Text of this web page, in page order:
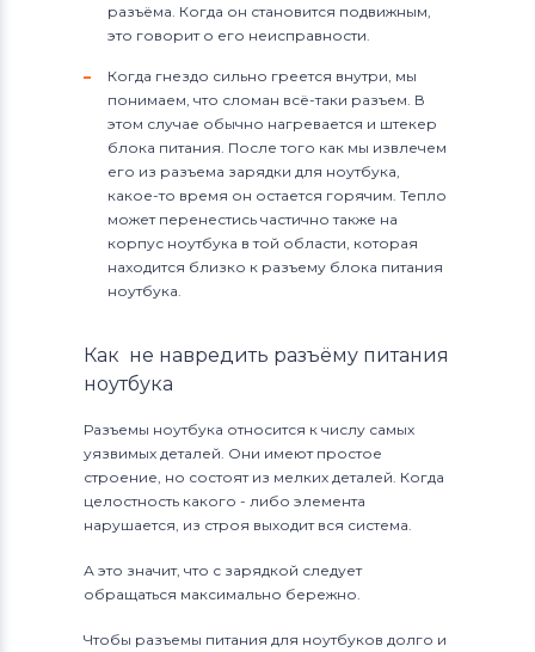
разъёма. Когда он становится подвижным,
это говорит о его неисправности.
Когда гнездо сильно греется внутри, мы
понимаем, что сломан всё-таки разъем. В
этом случае обычно нагревается и штекер
блока питания. После того как мы извлечем
его из разъема зарядки для ноутбука,
какое-то время он остается горячим. Тепло
может перенестись частично также на
корпус ноутбука в той области, которая
находится близко к разъему блока питания
ноутбука.
Как не навредить разъёму питания
ноутбука
Разъемы ноутбука относится к числу самых
уязвимых деталей. Они имеют простое
строение, но состоят из мелких деталей. Когда
целостность какого - либо элемента
нарушается, из строя выходит вся система.
А это значит, что с зарядкой следует
обращаться максимально бережно.
Чтобы разъемы питания для ноутбуков долго и